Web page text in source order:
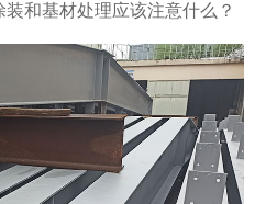
装和基材处理应该注意什么？